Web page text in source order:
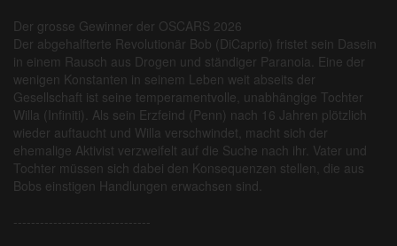
Der grosse Gewinner der OSCARS 2026
Der abgehalfterte Revolutionär Bob (DiCaprio) fristet sein Dasein
in einem Rausch aus Drogen und ständiger Paranoia. Eine der
wenigen Konstanten in seinem Leben weit abseits der
Gesellschaft ist seine temperamentvolle, unabhängige Tochter
Willa (Infiniti). Als sein Erzfeind (Penn) nach 16 Jahren plötzlich
wieder auftaucht und Willa verschwindet, macht sich der
ehemalige Aktivist verzweifelt auf die Suche nach ihr. Vater und
Tochter müssen sich dabei den Konsequenzen stellen, die aus
Bobs einstigen Handlungen erwachsen sind.
-------------------------------